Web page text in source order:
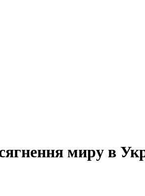
миру в